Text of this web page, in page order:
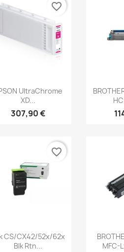
Aperçu rapide
UltraChrome
XD...
307,90 €
favorite_border

Aperçu rapide
CS/CX42/52x/62x
Blk Rtn...
favorite_border

MFC-